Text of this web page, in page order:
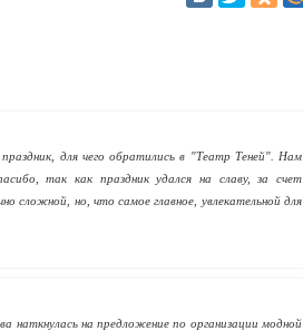
для чего обратились в "Театр Теней". Нам
так как праздник удался на славу, за счет
сложной, но, что самое главное, увлекательной для
наткнулась на предложение по организации модной